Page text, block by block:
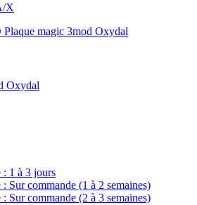
X
Oxydal
: 1 à 3 jours
: Sur commande (1 à 2 semaines)
: Sur commande (2 à 3 semaines)